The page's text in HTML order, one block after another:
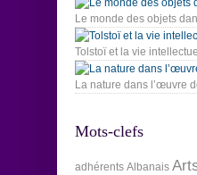
Le monde des objets
Tolstoï et la vie
La nature dans l’œuvre
Mots-clefs
adhérents Albanais